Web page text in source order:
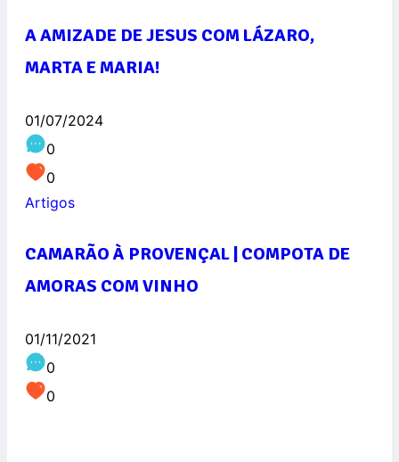
A AMIZADE DE JESUS COM LÁZARO,
MARTA E MARIA!
01/07/2024
0
0
Artigos
CAMARÃO À PROVENÇAL | COMPOTA DE
AMORAS COM VINHO
01/11/2021
0
0